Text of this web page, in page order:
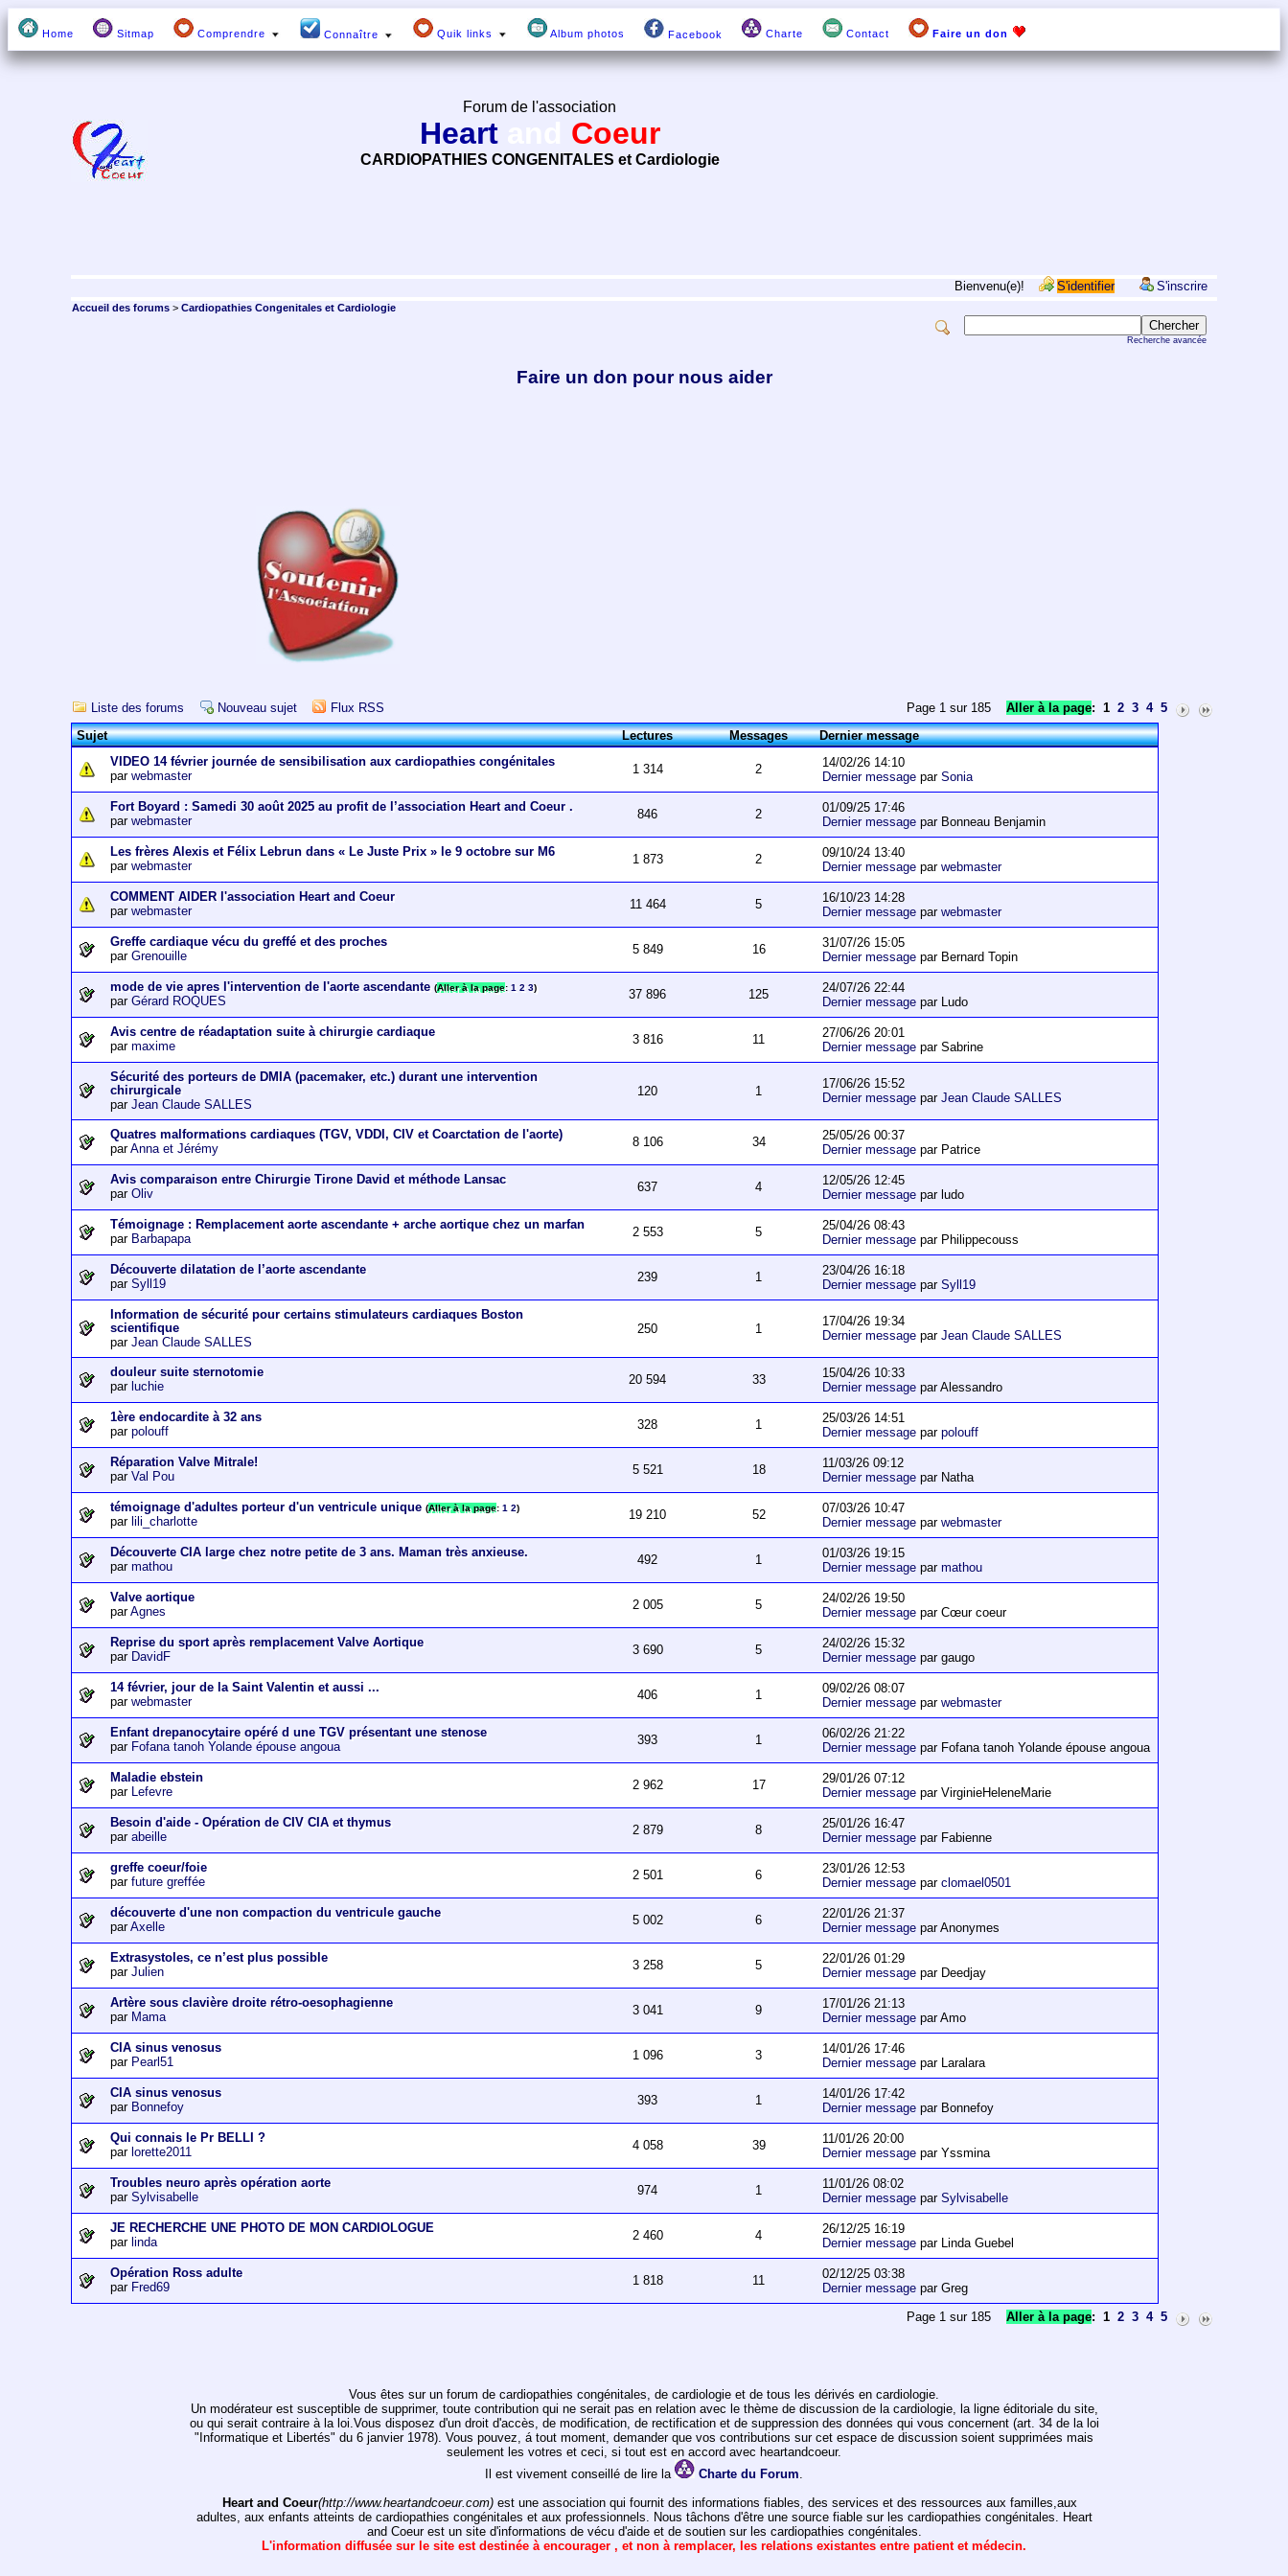
Home Sitmap Comprendre Connaître Quik links Album photos Facebook Charte Contact Faire un don
Forum de l'association
Heart Coeur
CARDIOPATHIES CONGENITALES et Cardiologie
Bienvenu(e)! S'identifier S'inscrire
Accueil des forums >Cardiopathies Congenitales et Cardiologie
Recherche avancée
Faire un don pour nous aider
Page 1 sur 185 Aller à la page: 1 2 3 4 5
Liste des forums Nouveau sujet
Flux RSS
Sujet
Lectures Messages Dernier message
VIDEO 14 février journée de sensibilisation aux cardiopathies congénitales
parwebmaster 1 314 2
14/02/26 14:10
Dernier message parSonia
Fort Boyard : Samedi 30 août 2025 au profit de l’association Heart and Coeur .
parwebmaster 846 2
01/09/25 17:46
Dernier message par Bonneau Benjamin
Les frères Alexis et Félix Lebrun dans « Le Juste Prix » le 9 octobre sur M6
parwebmaster 1 873 2
09/10/24 13:40
Dernier message parwebmaster
COMMENT AIDER l'association Heart and Coeur
parwebmaster 11 464 5
16/10/23 14:28
Dernier message parwebmaster
Greffe cardiaque vécu du greffé et des proches
parGrenouille 5 849 16
31/07/26 15:05
Dernier message par Bernard Topin
mode de vie apres l'intervention de l'aorte ascendante (Aller à la page:1 2 3)
parGérard ROQUES 37 896 125
24/07/26 22:44
Dernier message par Ludo
Avis centre de réadaptation suite à chirurgie cardiaque
parmaxime 3 816 11
27/06/26 20:01
Dernier message par Sabrine
Sécurité des porteurs de DMIA (pacemaker, etc.) durant une intervention
chirurgicale
parJean Claude SALLES
120 1
17/06/26 15:52
Dernier message parJean Claude SALLES
Quatres malformations cardiaques (TGV, VDDI, CIV et Coarctation de l'aorte)
parAnna et Jérémy 8 106 34
25/05/26 00:37
Dernier message par Patrice
Avis comparaison entre Chirurgie Tirone David et méthode Lansac
parOliv 637 4
12/05/26 12:45
Dernier message par ludo
Témoignage : Remplacement aorte ascendante + arche aortique chez un marfan
par Barbapapa 2 553 5
25/04/26 08:43
Dernier message par Philippecouss
Découverte dilatation de l’aorte ascendante
parSyll19 239 1
23/04/26 16:18
Dernier message parSyll19
Information de sécurité pour certains stimulateurs cardiaques Boston
scientifique
parJean Claude SALLES
250 1
17/04/26 19:34
Dernier message parJean Claude SALLES
douleur suite sternotomie
par luchie 20 594 33
15/04/26 10:33
Dernier message par Alessandro
1ère endocardite à 32 ans
parpolouff 328 1
25/03/26 14:51
Dernier message parpolouff
Réparation Valve Mitrale!
parVal Pou 5 521 18
11/03/26 09:12
Dernier message par Natha
témoignage d'adultes porteur d'un ventricule unique (Aller à la page:1 2)
par lili_charlotte 19 210 52
07/03/26 10:47
Dernier message parwebmaster
Découverte CIA large chez notre petite de 3 ans. Maman très anxieuse.
parmathou 492 1
01/03/26 19:15
Dernier message parmathou
Valve aortique
parAgnes 2 005 5
24/02/26 19:50
Dernier message par Cœur coeur
Reprise du sport après remplacement Valve Aortique
par DavidF 3 690 5
24/02/26 15:32
Dernier message par gaugo
14 février, jour de la Saint Valentin et aussi ...
parwebmaster 406 1
09/02/26 08:07
Dernier message parwebmaster
Enfant drepanocytaire opéré d une TGV présentant une stenose
par Fofana tanoh Yolande épouse angoua 393 1
06/02/26 21:22
Dernier message par Fofana tanoh Yolande épouse angoua
Maladie ebstein
par Lefevre 2 962 17
29/01/26 07:12
Dernier message par VirginieHeleneMarie
Besoin d'aide - Opération de CIV CIA et thymus
parabeille 2 879 8
25/01/26 16:47
Dernier message par Fabienne
greffe coeur/foie
parfuture greffée 2 501 6
23/01/26 12:53
Dernier message parclomael0501
découverte d'une non compaction du ventricule gauche
parAxelle 5 002 6
22/01/26 21:37
Dernier message par Anonymes
Extrasystoles, ce n’est plus possible
parJulien 3 258 5
22/01/26 01:29
Dernier message par Deedjay
Artère sous clavière droite rétro-oesophagienne
par Mama 3 041 9
17/01/26 21:13
Dernier message par Amo
CIA sinus venosus
par Pearl51 1 096 3
14/01/26 17:46
Dernier message par Laralara
CIA sinus venosus
par Bonnefoy 393 1
14/01/26 17:42
Dernier message par Bonnefoy
Qui connais le Pr BELLI ?
par lorette2011 4 058 39
11/01/26 20:00
Dernier message par Yssmina
Troubles neuro après opération aorte
parSylvisabelle 974 1
11/01/26 08:02
Dernier message parSylvisabelle
JE RECHERCHE UNE PHOTO DE MON CARDIOLOGUE
par linda 2 460 4
26/12/25 16:19
Dernier message par Linda Guebel
Opération Ross adulte
par Fred69 1 818 11
02/12/25 03:38
Dernier message par Greg
Page 1 sur 185 Aller à la page: 1 2 3 4 5
Vous êtes sur un forum de cardiopathies congénitales, de cardiologie et de tous les dérivés en cardiologie.
Un modérateur est susceptible de supprimer, toute contribution qui ne serait pas en relation avec le thème de discussion de la cardiologie, la ligne éditoriale du site,
ou qui serait contraire à la loi.Vous disposez d'un droit d'accès, de modification, de rectification et de suppression des données qui vous concernent (art. 34 de la loi
"Informatique et Libertés" du 6 janvier 1978). Vous pouvez, á tout moment, demander que vos contributions sur cet espace de discussion soient supprimées mais
seulement les votres et ceci, si tout est en accord avec heartandcoeur.
Il est vivement conseillé de lire la
Charte du Forum.
Heart and Coeur(http://www.heartandcoeur.com) est une association qui fournit des informations fiables, des services et des ressources aux familles,aux
adultes, aux enfants atteints de cardiopathies congénitales et aux professionnels. Nous tâchons d'être une source fiable sur les cardiopathies congénitales. Heart
and Coeur est un site d'informations de vécu d'aide et de soutien sur les cardiopathies congénitales.
L'information diffusée sur le site est destinée à encourager , et non à remplacer, les relations existantes entre patient et médecin.